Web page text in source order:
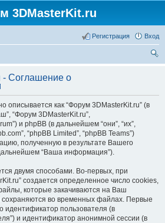
3DMasterKit.ru
Вход
Регистрация
- Соглашение о
описывается как “Форум 3DMasterKit.ru” (в
“Форум 3DMasterKit.ru”,
и phpBB (в дальнейшем “они”, “их”,
“phpBB Limited”, “phpBB Teams”)
полученную в результате Вашего
“Ваша информация”).
двумя способами. Во-первых, при
создается определенное число cookies,
которые закачиваются на Ваш
сохраняются во временных файлах. Первые
идентификатор пользователя (в
и идентификатор анонимной сессии (в